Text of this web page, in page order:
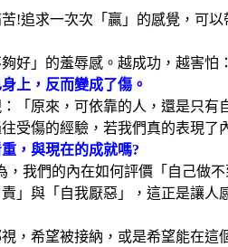
!追求一次次「贏」的感覺，可
」的羞辱感。越成功，越害
上，反而變成了傷。
「原來，可依靠的人，還是只
傷的經驗，若我們真的表現了
，與現在的成就嗎?
我們的內在如何評價「自己做
」與「自我厭惡」，這正是讓人
希望被接納，或是希望能在